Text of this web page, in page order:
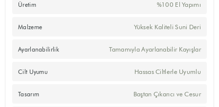
Üretim %100 El Yapımı
Malzeme Yüksek Kaliteli Suni Deri
Ayarlanabilirlik Tamamıyla Ayarlanabilir Kayışlar
Cilt Uyumu Hassas Ciltlerle Uyumlu
Tasarım Baştan Çıkarıcı ve Cesur